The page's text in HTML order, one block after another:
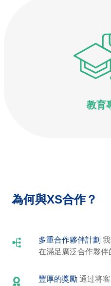
教育
為何與XS合作？
多重合作夥伴計劃
在滿足廣泛合作夥伴
豐厚的獎勵通过将客